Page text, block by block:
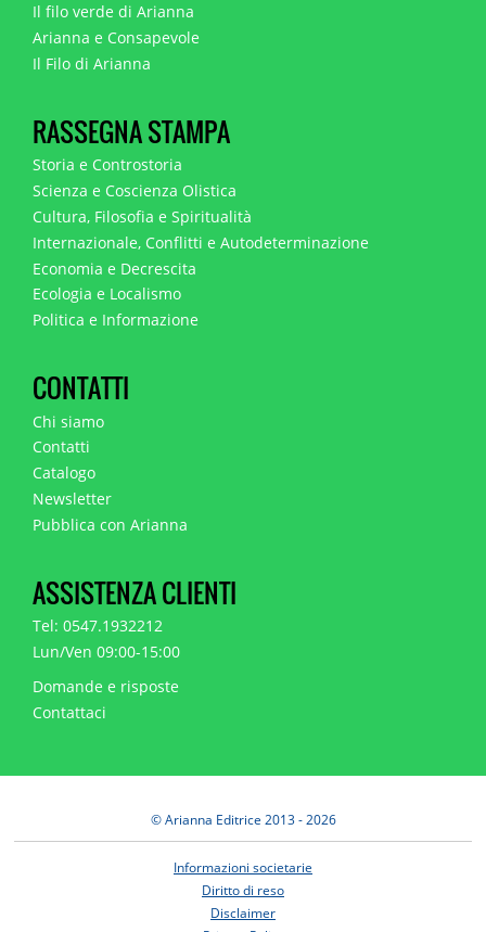
Il filo verde di Arianna
Arianna e Consapevole
Il Filo di Arianna
RASSEGNA STAMPA
Storia e Controstoria
Scienza e Coscienza Olistica
Cultura, Filosofia e Spiritualità
Internazionale, Conflitti e Autodeterminazione
Economia e Decrescita
Ecologia e Localismo
Politica e Informazione
CONTATTI
Chi siamo
Contatti
Catalogo
Newsletter
Pubblica con Arianna
ASSISTENZA CLIENTI
Tel: 0547.1932212
Lun/Ven 09:00-15:00
Domande e risposte
Contattaci
© Arianna Editrice 2013 - 2026
Informazioni societarie
Diritto di reso
Disclaimer